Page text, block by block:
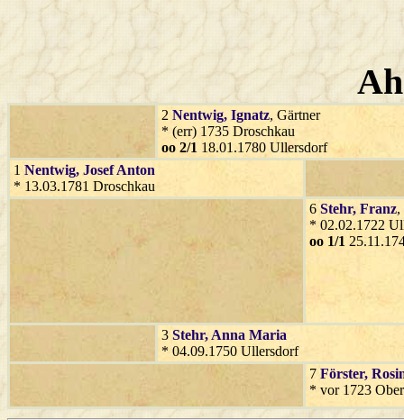
2 Nentwig, Ignatz, Gärtner
* (err) 1735 Droschkau
oo 2/1 18.01.1780 Ullersdorf
1 Nentwig, Josef Anton
* 13.03.1781 Droschkau
6 Stehr, Franz,
* 02.02.1722
oo 1/1
3 Stehr, Anna Maria
* 04.09.1750 Ullersdorf
7 Förster,
* vor 1723